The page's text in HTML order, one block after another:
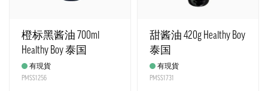
橙标黑酱油 700ml
Healthy Boy 泰国
有現貨
PMSS1256
甜酱油 420g Healthy Boy
泰国
有現貨
PMSS1731